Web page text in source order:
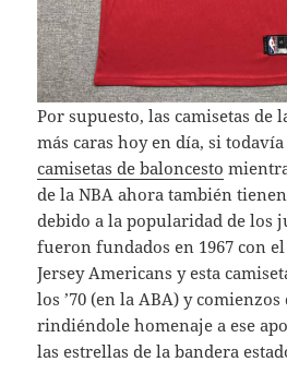
Por supuesto, las camisetas de
más caras hoy en día, si
camisetas de baloncesto
de la NBA ahora también
debido a la popularidad de los
fueron fundados en 1967 con
Jersey Americans y esta
los ’70 (en la ABA) y comienzos
rindiéndole homenaje a ese
las estrellas de la bandera